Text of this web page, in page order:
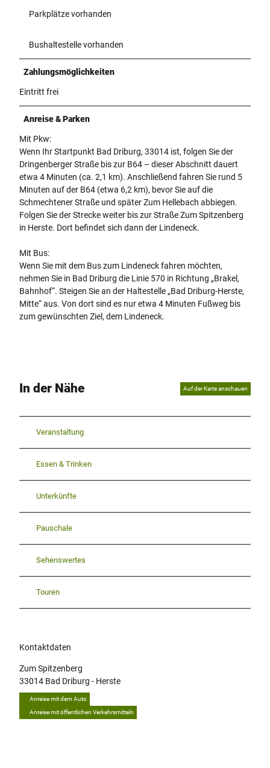
Parkplätze vorhanden
Bushaltestelle vorhanden
Zahlungsmöglichkeiten
Eintritt frei
Anreise & Parken
Mit Pkw:
Wenn Ihr Startpunkt Bad Driburg, 33014 ist, folgen Sie der
Dringenberger Straße bis zur B64 – dieser Abschnitt dauert
etwa 4 Minuten (ca. 2,1 km). Anschließend fahren Sie rund 5
Minuten auf der B64 (etwa 6,2 km), bevor Sie auf die
Schmechtener Straße und später Zum Hellebach abbiegen.
Folgen Sie der Strecke weiter bis zur Straße Zum Spitzenberg
in Herste. Dort befindet sich dann der Lindeneck.
Mit Bus:
Wenn Sie mit dem Bus zum Lindeneck fahren möchten,
nehmen Sie in Bad Driburg die Linie 570 in Richtung „Brakel,
Bahnhof“. Steigen Sie an der Haltestelle „Bad Driburg-Herste,
Mitte“ aus. Von dort sind es nur etwa 4 Minuten Fußweg bis
zum gewünschten Ziel, dem Lindeneck.
In der Nähe Auf der Karte anschauen
Veranstaltung
Essen & Trinken
Unterkünfte
Pauschale
Sehenswertes
Touren
Kontaktdaten
Zum Spitzenberg
33014 Bad Driburg - Herste
Anreise mit dem Auto
Anreise mit öffentlichen Verkehrsmitteln